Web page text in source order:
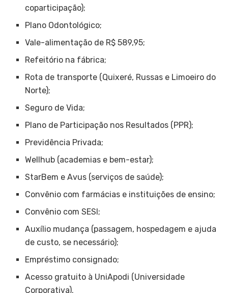
coparticipação);
Plano Odontológico;
Vale-alimentação de R$ 589,95;
Refeitório na fábrica;
Rota de transporte (Quixeré, Russas e Limoeiro do
Norte);
Seguro de Vida;
Plano de Participação nos Resultados (PPR);
Previdência Privada;
Wellhub (academias e bem-estar);
StarBem e Avus (serviços de saúde);
Convênio com farmácias e instituições de ensino;
Convênio com SESI;
Auxílio mudança (passagem, hospedagem e ajuda
de custo, se necessário);
Empréstimo consignado;
Acesso gratuito à UniApodi (Universidade
Corporativa).